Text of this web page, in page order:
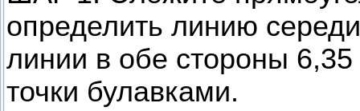
определить линию
линии в обе стороны
точки булавками.